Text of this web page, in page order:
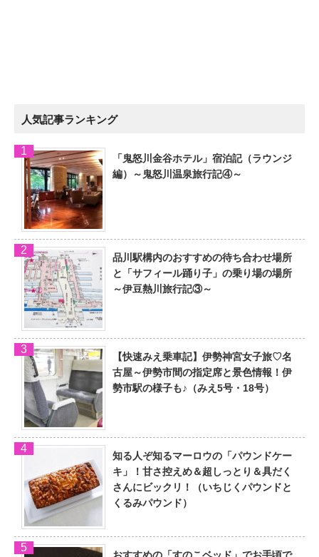
人気記事ランキング
「鬼怒川金谷ホテル」宿泊記（ラウンジ
編）～鬼怒川温泉旅行記④～
品川駅構内のおすすめの待ち合わせ場所
と「サフィール踊り子」の乗り場の場所
～伊豆熱川旅行記③～
【快速みえ乗車記】伊勢神宮女子旅♡名
古屋～伊勢市間の指定席と景色情報！伊
勢市駅の様子も♪（みえ5号・18号）
知る人ぞ知るマーロウの「パウンドケー
キ」！甘さ控えめ＆超しっとり＆具だく
さんにビックリ！（いちじくパウンドと
くるみパウンド）